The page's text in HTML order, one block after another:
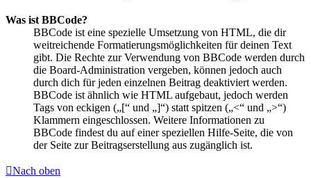
Was ist BBCode?
BBCode ist eine spezielle Umsetzung von HTML, die dir
weitreichende Formatierungsmöglichkeiten für deinen Text
gibt. Die Rechte zur Verwendung von BBCode werden durch
die Board-Administration vergeben, können jedoch auch
durch dich für jeden einzelnen Beitrag deaktiviert werden.
BBCode ist ähnlich wie HTML aufgebaut, jedoch werden
Tags von eckigen („[“ und „]“) statt spitzen („<“ und „>“)
Klammern eingeschlossen. Weitere Informationen zu
BBCode findest du auf einer speziellen Hilfe-Seite, die von
der Seite zur Beitragserstellung aus zugänglich ist.
Nach oben